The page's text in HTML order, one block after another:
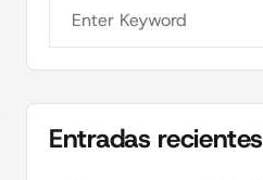
Entradas recientes